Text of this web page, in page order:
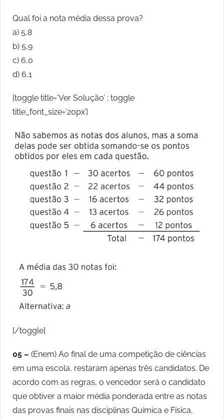
Qual foi a nota média dessa prova?
a) 5,8
b) 5,9
c) 6,0
d) 6,1
[toggle title=’Ver Solução’ ; toggle
title_font_size=’20px’]
[/toggle]
05 – (Enem) Ao final de uma competição de ciências
em uma escola, restaram apenas três candidatos. De
acordo com as regras, o vencedor será o candidato
que obtiver a maior média ponderada entre as notas
das provas finais nas disciplinas Química e Física,